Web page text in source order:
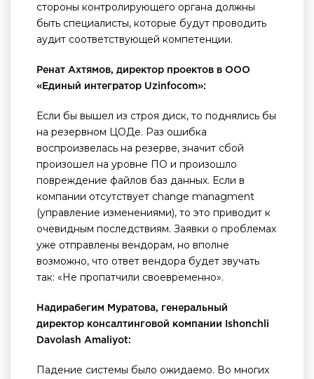
стороны контролирующего органа должны
быть специалисты, которые будут проводить
аудит соответствующей компетенции.
Ренат Ахтямов, директор проектов в ООО
«Единый интегратор Uzinfocom»:
Если бы вышел из строя диск, то поднялись бы
на резервном ЦОДе. Раз ошибка
воспроизвелась на резерве, значит сбой
произошел на уровне ПО и произошло
повреждение файлов баз данных. Если в
компании отсутствует change managment
(управление изменениями), то это приводит к
очевидным последствиям. Заявки о проблемах
уже отправлены вендорам, но вполне
возможно, что ответ вендора будет звучать
так: «Не пропатчили своевременно».
Надирабегим Муратова, генеральный
директор консалтинговой компании Ishonchli
Davolash Amaliyot:
Падение системы было ожидаемо. Во многих